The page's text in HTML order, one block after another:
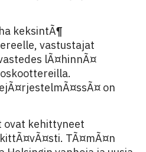
keksintÃ¶
vastustajat
lÃ¤hinnÃ¤
on
ovat kehittyneet
TÃ¤mÃ¤n